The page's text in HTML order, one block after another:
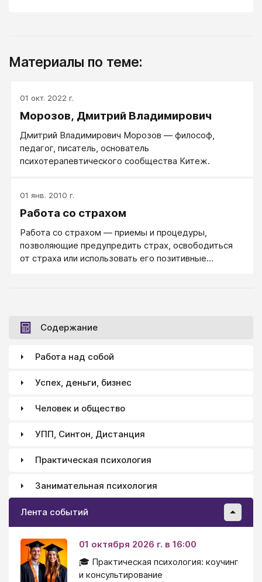
Материалы по теме:
01 окт. 2022 г.
Морозов, Дмитрий Владимирович
Дмитрий Владимирович Морозов — философ,
педагог, писатель, основатель
психотерапевтического сообщества Китеж.
01 янв. 2010 г.
Работа со страхом
Работа со страхом — приемы и процедуры,
позволяющие предупредить страх, освободиться
от страха или использовать его позитивные
Содержание
Работа над собой
Успех, деньги, бизнес
Человек и общество
УПП, Синтон, Дистанция
Практическая психология
Занимательная психология
Лента событий
01 октября 2026 г. в 16:00
🎓 Практическая психология: коучинг
и консультирование